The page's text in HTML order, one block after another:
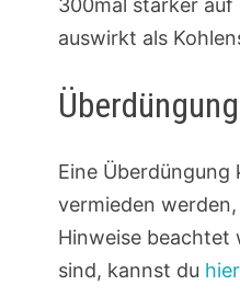
300mal stärker
auswirkt als
Eine
vermieden
Hinweise beachtet
sind, kannst du hier